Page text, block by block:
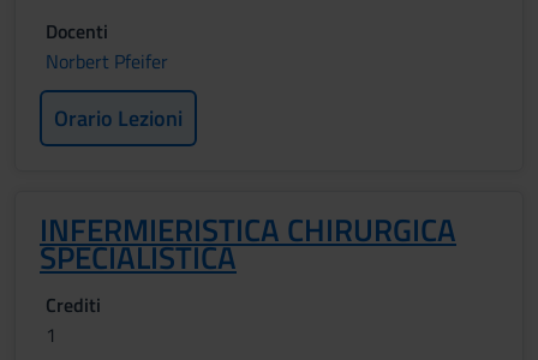
Docenti
Norbert Pfeifer
Orario Lezioni
INFERMIERISTICA CHIRURGICA
SPECIALISTICA
Crediti
1